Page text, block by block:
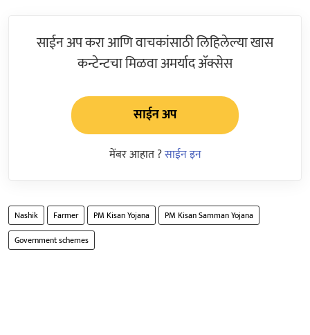
साईन अप करा आणि वाचकांसाठी लिहिलेल्या खास
कन्टेन्टचा मिळवा अमर्याद ॲक्सेस
साईन अप
मेंबर आहात ?साईन इन
Nashik Farmer PM Kisan Yojana
PM Kisan Samman Yojana
Government schemes